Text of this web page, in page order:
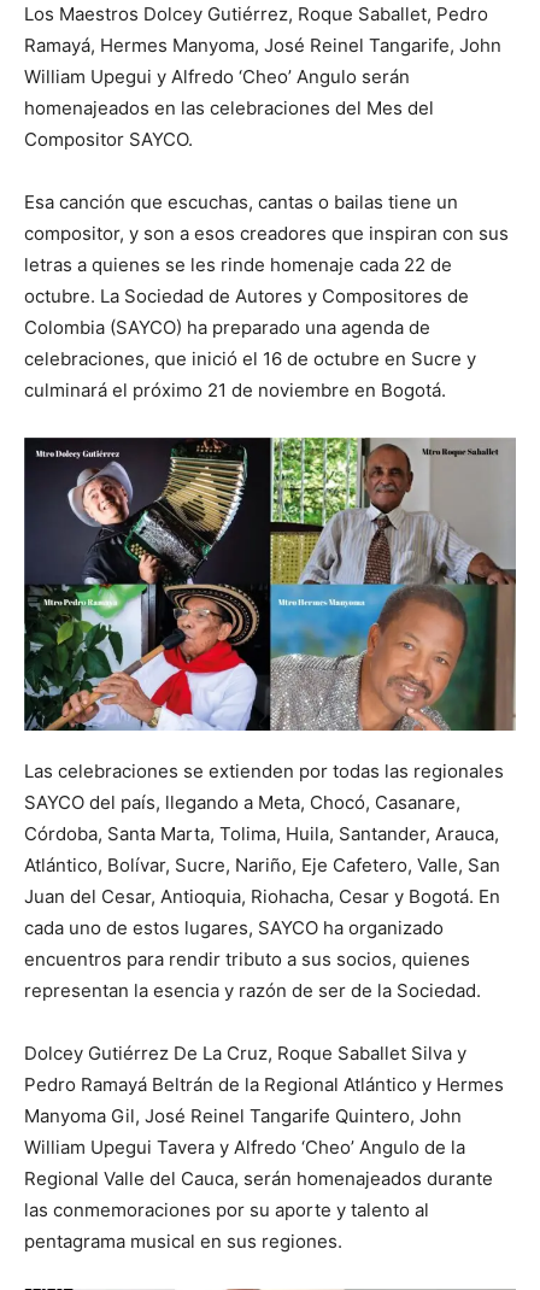
Los Maestros Dolcey Gutiérrez, Roque Saballet, Pedro
Ramayá, Hermes Manyoma, José Reinel Tangarife, John
William Upegui y Alfredo ‘Cheo’ Angulo serán
homenajeados en las celebraciones del Mes del
Compositor SAYCO.
Esa canción que escuchas, cantas o bailas tiene un
compositor, y son a esos creadores que inspiran con sus
letras a quienes se les rinde homenaje cada 22 de
octubre. La Sociedad de Autores y Compositores de
Colombia (SAYCO) ha preparado una agenda de
celebraciones, que inició el 16 de octubre en Sucre y
culminará el próximo 21 de noviembre en Bogotá.
Las celebraciones se extienden por todas las regionales
SAYCO del país, llegando a Meta, Chocó, Casanare,
Córdoba, Santa Marta, Tolima, Huila, Santander, Arauca,
Atlántico, Bolívar, Sucre, Nariño, Eje Cafetero, Valle, San
Juan del Cesar, Antioquia, Riohacha, Cesar y Bogotá. En
cada uno de estos lugares, SAYCO ha organizado
encuentros para rendir tributo a sus socios, quienes
representan la esencia y razón de ser de la Sociedad.
Dolcey Gutiérrez De La Cruz, Roque Saballet Silva y
Pedro Ramayá Beltrán de la Regional Atlántico y Hermes
Manyoma Gil, José Reinel Tangarife Quintero, John
William Upegui Tavera y Alfredo ‘Cheo’ Angulo de la
Regional Valle del Cauca, serán homenajeados durante
las conmemoraciones por su aporte y talento al
pentagrama musical en sus regiones.